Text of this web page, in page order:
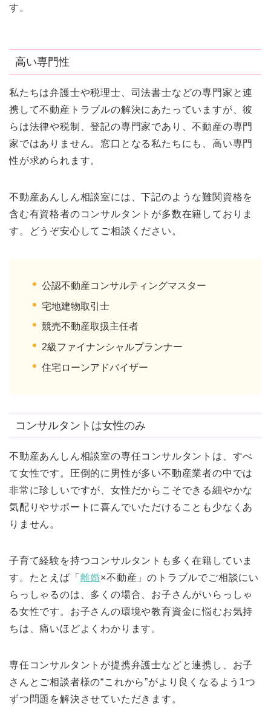
す。
高い専門性
私たちは弁護士や税理士、司法書士などの専門家と連
携して不動産トラブルの解決にあたっていますが、彼
らは法律や税制、登記の専門家であり、不動産の専門
家ではありません。窓口となる私たちにも、高い専門
性が求められます。
不動産あんしん相談室には、下記のような難関資格を
含む有資格者のコンサルタントが多数在籍しておりま
す。どうぞ安心してご相談ください。
公認不動産コンサルティングマスター
宅地建物取引士
競売不動産取扱主任者
2級ファイナンシャルプランナー
住宅ローンアドバイザー
コンサルタントは女性のみ
不動産あんしん相談室の専任コンサルタントは、すべ
て女性です。圧倒的に男性が多い不動産業者の中では
非常に珍しいですが、女性だからこそできる細やかな
気配りやサポートに喜んでいただけることも少なくあ
りません。
子育て経験を持つコンサルタントも多く在籍していま
す。たとえば「 離婚×不動産」のトラブルでご相談にい
らっしゃるのは、多くの場合、お子さんがいらっしゃ
る女性です。お子さんの環境や教育資金に悩むお気持
ちは、痛いほどよくわかります。
専任コンサルタントが提携弁護士などと連携し、お子
さんとご相談者様の“これから”がより良くなるよう1つ
ずつ問題を解決させていただきます。